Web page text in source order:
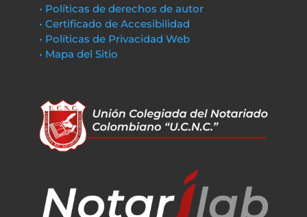
• Políticas de derechos de autor
• Certificado de Accesibilidad
• Políticas de Privacidad Web
• Mapa del Sitio